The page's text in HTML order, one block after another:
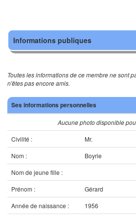
Informations publiques
Toutes les informations de ce membre ne sont
n'êtes pas encore amis.
Ses informations personnelles
Aucune photo disponible
Civilité :
Mr.
Nom :
Boyrie
Nom de jeune fille :
Prénom :
Gérard
Année de naissance :
1956